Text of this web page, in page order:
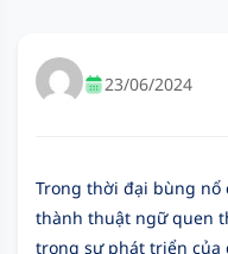
23/06/2024
Trong thời đại bùng
thành thuật ngữ quen
trong sự phát triển của